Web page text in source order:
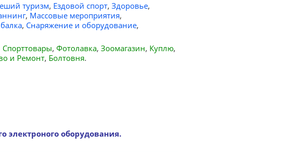
туризм, Ездовой спорт, Здоровье,
, Массовые мероприятия,
, Снаряжение и оборудование,
Спорттовары, Фотолавка, Зоомагазин, Куплю,
и Ремонт, Болтовня.
оборудования.